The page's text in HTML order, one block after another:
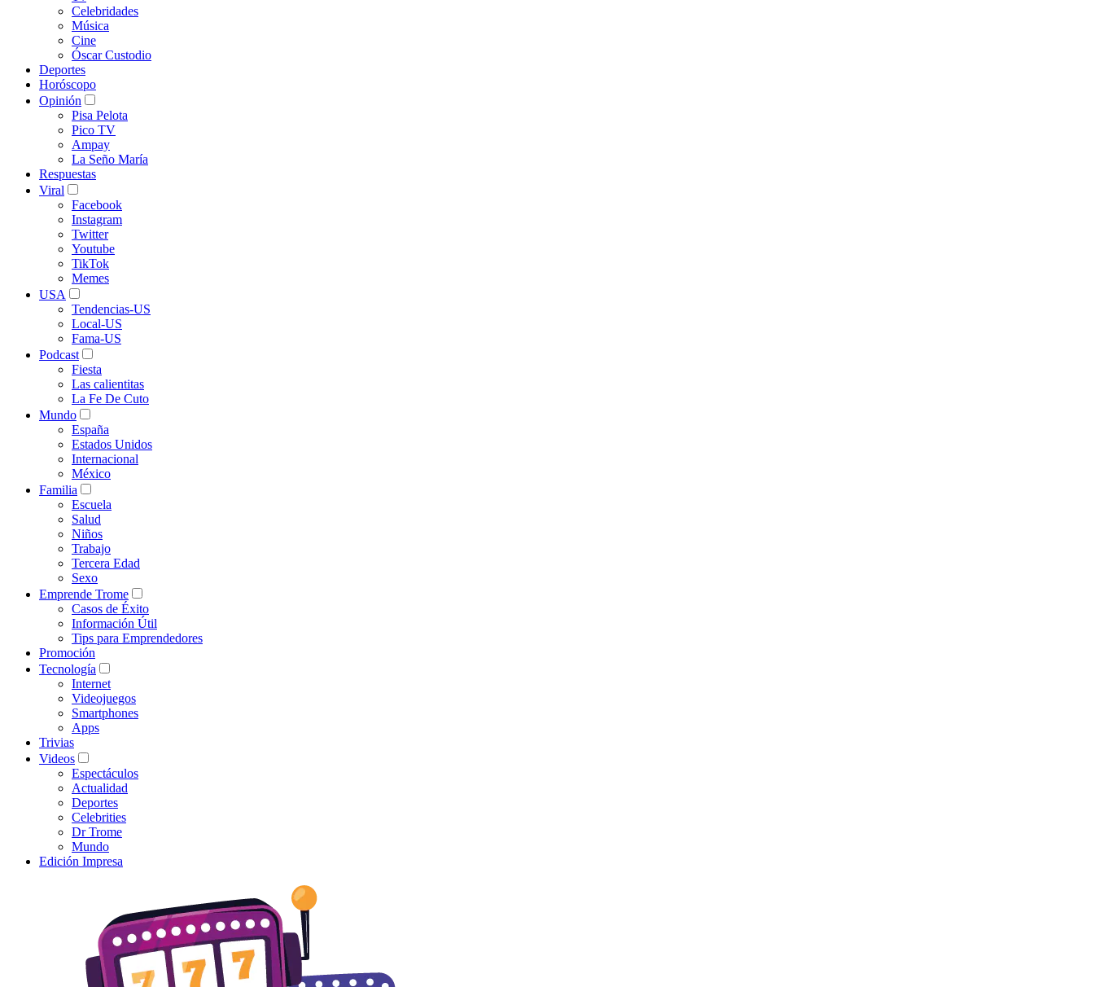
Celebridades
Música
Cine
Óscar Custodio
Deportes
Horóscopo
Opinión
Pisa Pelota
Pico TV
Ampay
La Seño María
Respuestas
Viral
Facebook
Instagram
Twitter
Youtube
TikTok
Memes
USA
Tendencias-US
Local-US
Fama-US
Podcast
Fiesta
Las calientitas
La Fe De Cuto
Mundo
España
Estados Unidos
Internacional
México
Familia
Escuela
Salud
Niños
Trabajo
Tercera Edad
Sexo
Emprende Trome
Casos de Éxito
Información Útil
Tips para Emprendedores
Promoción
Tecnología
Internet
Videojuegos
Smartphones
Apps
Trivias
Videos
Espectáculos
Actualidad
Deportes
Celebrities
Dr Trome
Mundo
Edición Impresa